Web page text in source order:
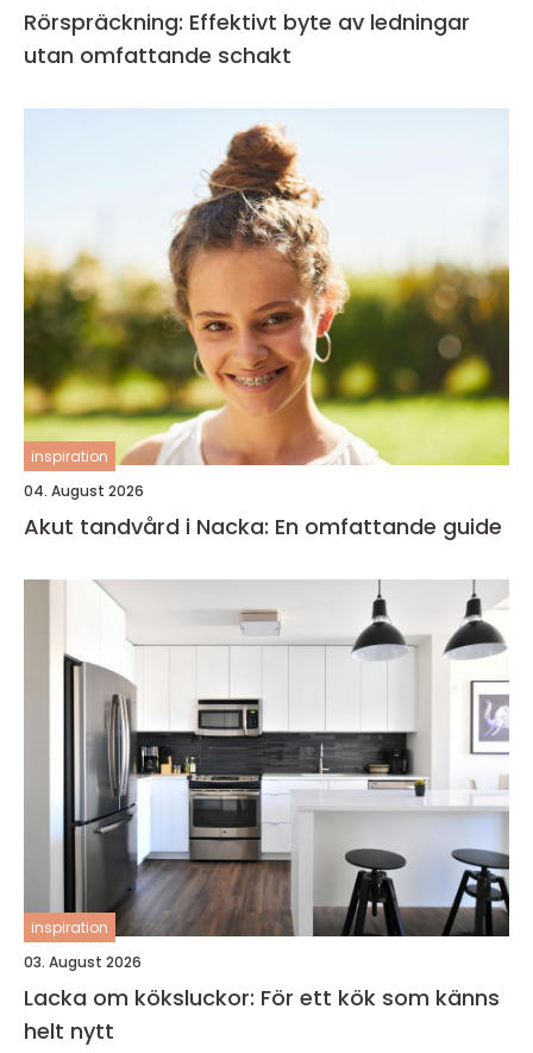
Rörspräckning: Effektivt byte av ledningar
utan omfattande schakt
inspiration
04. August 2026
Akut tandvård i Nacka: En omfattande guide
inspiration
03. August 2026
Lacka om köksluckor: För ett kök som känns
helt nytt